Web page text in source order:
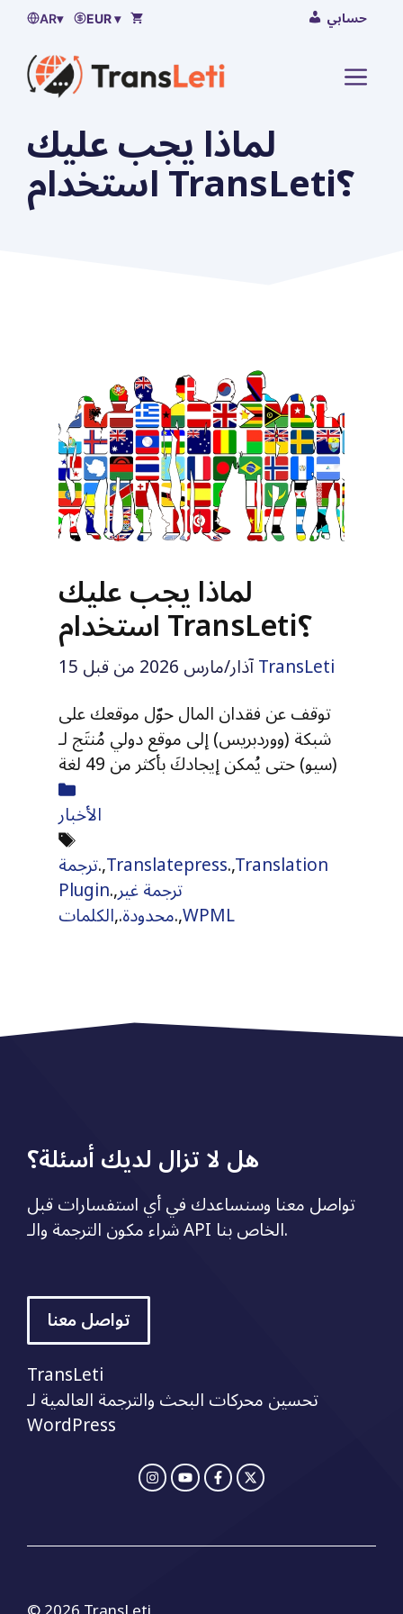
اذهب
المحتوى
AR▾ EUR ▾ حسابي
لماذا يجب عليك
استخدام TransLeti؟
لماذا يجب عليك
استخدام TransLeti؟
15 آذار/مارس 2026TransLeti
توقف عن فقدان المال حوّل موقعك على
شبكة (ووردبريس) إلى موقع دولي مُنتَج لـ
(سيو) حتى يُمكن إيجادكَ بأكثر من 49 لغة
الفئة
الأخبار
Tags
ترجمة.,Translatepress.,Translation
Plugin.,ترجمة غير
محدودة.,الكلمات .,WPML
هل لا تزال لديك أسئلة؟
تواصل معنا وسنساعدك في أي استفسارات قبل
شراء مكون الترجمة والـ API الخاص بنا.
تواصل معنا
TransLeti
تحسين محركات البحث والترجمة العالمية لـ
WordPress